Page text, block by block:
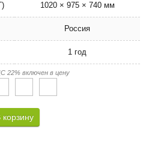
1020 × 975 × 740 мм
Россия
1 год
22% включен в цену
корзину